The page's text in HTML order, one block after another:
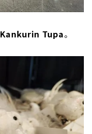
Kankurin Tupa。